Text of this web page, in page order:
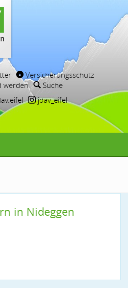
Versicherungsschutz
werden
Suche
jdav_eifel
in Nideggen